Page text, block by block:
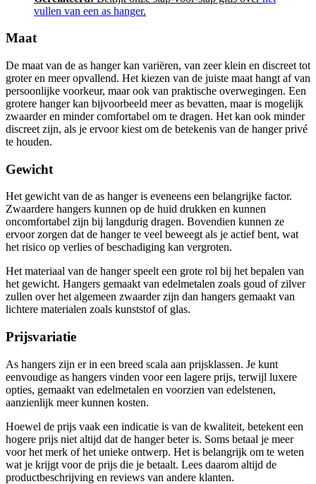
vullen van een as hanger.
Maat
De maat van de as hanger kan variëren, van zeer klein en discreet tot
groter en meer opvallend. Het kiezen van de juiste maat hangt af van
persoonlijke voorkeur, maar ook van praktische overwegingen. Een
grotere hanger kan bijvoorbeeld meer as bevatten, maar is mogelijk
zwaarder en minder comfortabel om te dragen. Het kan ook minder
discreet zijn, als je ervoor kiest om de betekenis van de hanger privé
te houden.
Gewicht
Het gewicht van de as hanger is eveneens een belangrijke factor.
Zwaardere hangers kunnen op de huid drukken en kunnen
oncomfortabel zijn bij langdurig dragen. Bovendien kunnen ze
ervoor zorgen dat de hanger te veel beweegt als je actief bent, wat
het risico op verlies of beschadiging kan vergroten.
Het materiaal van de hanger speelt een grote rol bij het bepalen van
het gewicht. Hangers gemaakt van edelmetalen zoals goud of zilver
zullen over het algemeen zwaarder zijn dan hangers gemaakt van
lichtere materialen zoals kunststof of glas.
Prijsvariatie
As hangers zijn er in een breed scala aan prijsklassen. Je kunt
eenvoudige as hangers vinden voor een lagere prijs, terwijl luxere
opties, gemaakt van edelmetalen en voorzien van edelstenen,
aanzienlijk meer kunnen kosten.
Hoewel de prijs vaak een indicatie is van de kwaliteit, betekent een
hogere prijs niet altijd dat de hanger beter is. Soms betaal je meer
voor het merk of het unieke ontwerp. Het is belangrijk om te weten
wat je krijgt voor de prijs die je betaalt. Lees daarom altijd de
productbeschrijving en reviews van andere klanten.